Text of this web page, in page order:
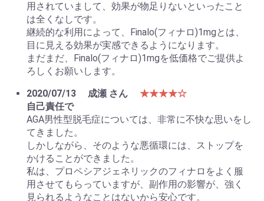
用されていまして、効果が物足りないといったこと
は全くなしです。
継続的な利用によって、Finalo(フィナロ)1mgとは、
目に見える効果が実感できるようになります。
まだまだ、Finalo(フィナロ)1mgを低価格でご提供よ
ろしくお願いします。
2020/07/13
成瀬 さん
★★★★☆
自己責任で
AGA男性型脱毛症については、非常に不快な思いをし
てきました。
しかしながら、そのような悪循環には、ストップを
かけることができました。
私は、プロペシアジェネリックのフィナロをよく服
用させてもらっていますが、副作用の影響が、強く
見られるようなことはないから安心です。